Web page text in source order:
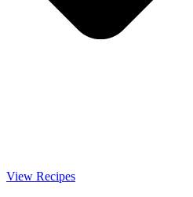
View Recipes